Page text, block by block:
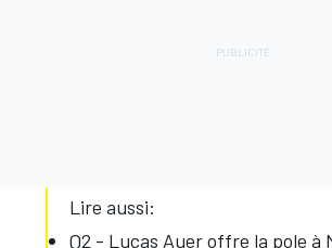
Lire aussi:
Q2 - Lucas Auer offre la pole à